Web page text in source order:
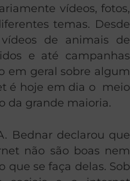
vídeos, fotos,
temas. Desde
de animais de
e até campanhas
em geral sobre algum
é hoje em dia o meio
da grande maioria.
Bednar declarou que
não são boas nem
que se faça delas. Sob